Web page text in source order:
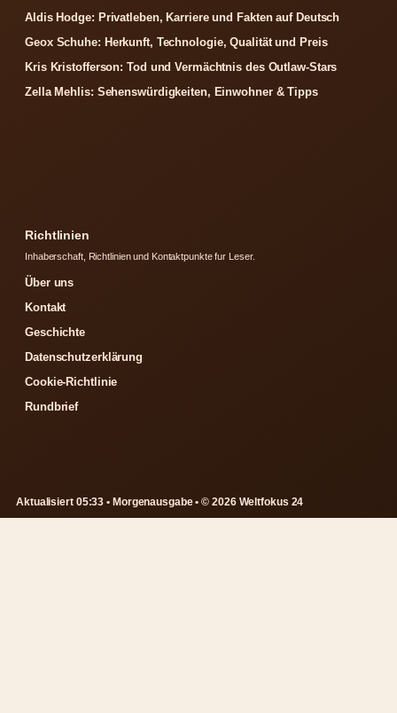
Aldis Hodge: Privatleben, Karriere und Fakten auf Deutsch
Geox Schuhe: Herkunft, Technologie, Qualität und Preis
Kris Kristofferson: Tod und Vermächtnis des Outlaw-Stars
Zella Mehlis: Sehenswürdigkeiten, Einwohner & Tipps
Richtlinien
Inhaberschaft, Richtlinien und Kontaktpunkte fur Leser.
Über uns
Kontakt
Geschichte
Datenschutzerklärung
Cookie-Richtlinie
Rundbrief
Aktualisiert 05:33 • Morgenausgabe • © 2026 Weltfokus 24